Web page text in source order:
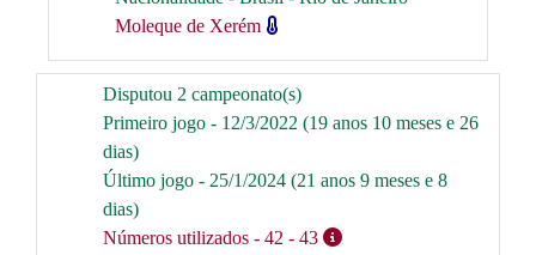
Moleque de Xerém
Disputou 2 campeonato(s)
Primeiro jogo - 12/3/2022 (19 anos 10 meses e 26
dias)
Último jogo - 25/1/2024 (21 anos 9 meses e 8
dias)
Números utilizados - 42 - 43